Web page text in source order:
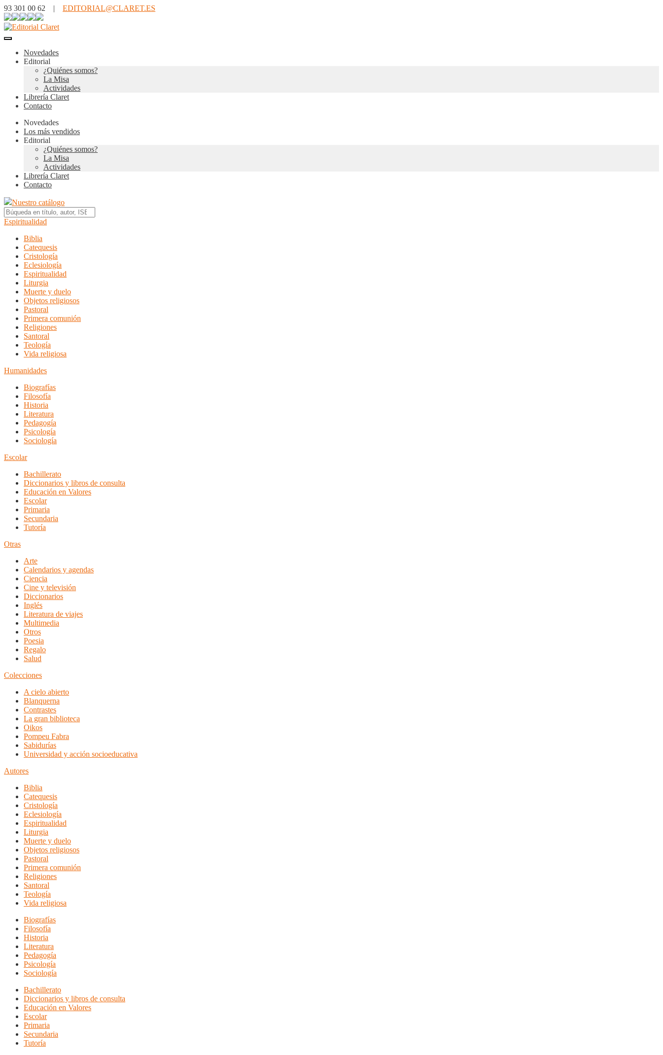
93 301 00 62 | EDITORIAL@CLARET.ES
Novedades
Editorial
¿Quiénes somos?
La Misa
Actividades
Librería Claret
Contacto
Novedades
Los más vendidos
Editorial
¿Quiénes somos?
La Misa
Actividades
Librería Claret
Contacto
Nuestro catálogo
Espiritualidad
Biblia
Catequesis
Cristología
Eclesiología
Espiritualidad
Liturgia
Muerte y duelo
Objetos religiosos
Pastoral
Primera comunión
Religiones
Santoral
Teología
Vida religiosa
Humanidades
Biografías
Filosofía
Historia
Literatura
Pedagogía
Psicología
Sociología
Escolar
Bachillerato
Diccionarios y libros de consulta
Educación en Valores
Escolar
Primaria
Secundaria
Tutoría
Otras
Arte
Calendarios y agendas
Ciencia
Cine y televisión
Diccionarios
Inglés
Literatura de viajes
Multimedia
Otros
Poesia
Regalo
Salud
Colecciones
A cielo abierto
Blanquerna
Contrastes
La gran biblioteca
Oikos
Pompeu Fabra
Sabidurías
Universidad y acción socioeducativa
Autores
Biblia
Catequesis
Cristología
Eclesiología
Espiritualidad
Liturgia
Muerte y duelo
Objetos religiosos
Pastoral
Primera comunión
Religiones
Santoral
Teología
Vida religiosa
Biografías
Filosofía
Historia
Literatura
Pedagogía
Psicología
Sociología
Bachillerato
Diccionarios y libros de consulta
Educación en Valores
Escolar
Primaria
Secundaria
Tutoría